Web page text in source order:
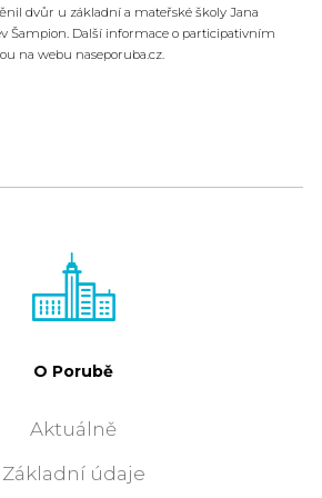
dvůr u základní a mateřské školy Jana
Šampion. Další informace o participativním
na webu naseporuba.cz.
O Porubě
Aktuálně
Základní údaje